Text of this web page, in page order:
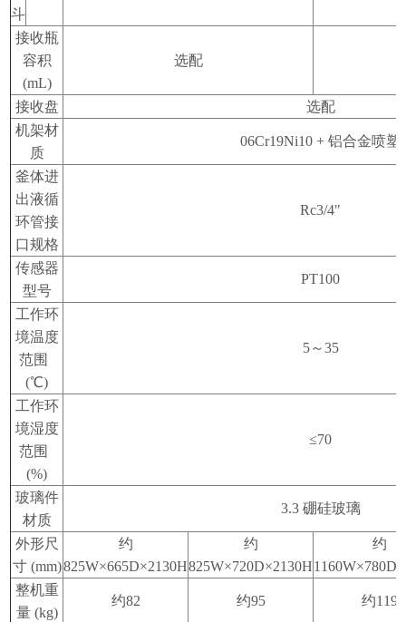
斗
接收瓶
容积
(mL)
选配
接收盘
选配
机架材
质
06Cr19Ni10 +铝合金喷塑
釜体进
出液循
环管接
口规格
Rc3/4"
传感器
型号
PT100
工作环
境温度
范围
(℃)
5～35
工作环
境湿度
范围
(%)
≤70
玻璃件
材质
3.3 硼硅玻璃
外形尺
寸(mm)
约
825W×665D×2130H
约
825W×720D×2130H
约
整机重
量(kg)
约82 约95 约119